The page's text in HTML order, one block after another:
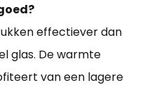
effectiever dan
glas. De warmte
van een lagere